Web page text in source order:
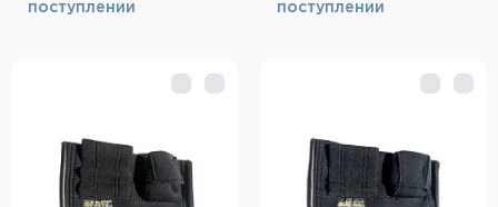
поступлении
поступлении